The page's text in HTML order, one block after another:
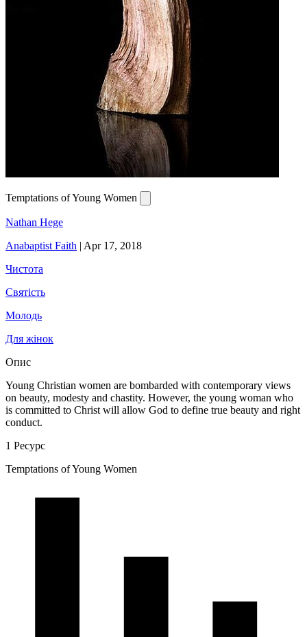
Temptations of Young Women
Nathan Hege
Anabaptist Faith | Apr 17, 2018
Чистота
Святість
Молодь
Для жінок
Опис
Young Christian women are bombarded with contemporary views
on beauty, modesty and chastity. However, the young woman who
is committed to Christ will allow God to define true beauty and right
conduct.
1 Ресурс
Temptations of Young Women